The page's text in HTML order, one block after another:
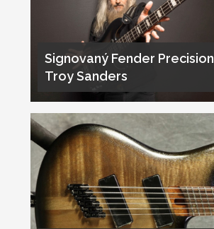
Signovaný Fender Precision
Troy Sanders